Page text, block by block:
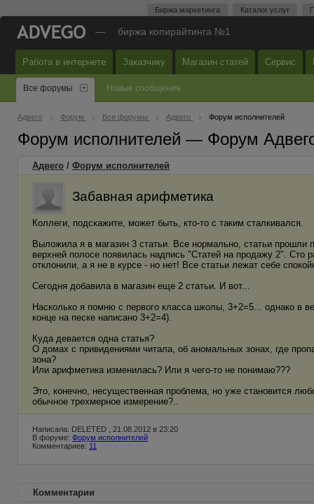
Биржа маркетинга Каталог услуг
— биржа копирайтинга №1
Работа в интернете Заказчику Магазин статей Сервис
Все форумы Новые сообщения
Адвего Форум Все форумы Адвего Форум исполнителей
Форум исполнителей — Форум
Адвего / Форум исполнителей
Забавная арифметика
Коллеги, подскажите, может быть, кто-то с таким сталкивался.
Выложила я в магазин 3 статьи. Все нормально, статьи прошли
верхней полосе появилась надпись "Статей на продажу 2". Сто
отклонили, а я не в курсе - но нет! Все статьи лежат себе
Сегодня добавила в магазин еще 2 статьи. И вот...
Насколько я помню с первого класса школы, 3+2=5... однако в
конце на песке написано 3+2=4).
Куда девается одна статья?
О домах с привидениями читала, об аномальных зонах, где
зона?
Или арифметика изменилась? Или я чего-то не понимаю???
Это, конечно, несущественная проблема, но уже становится
обычное трехмерное измерение?..
Написала: DELETED , 21.08.2012 в 23:20
В форуме: Форум исполнителей
Комментариев: 11
Комментарии